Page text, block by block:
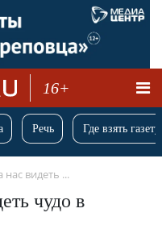
16+
Речь Где взять
видеть ...
чудо в